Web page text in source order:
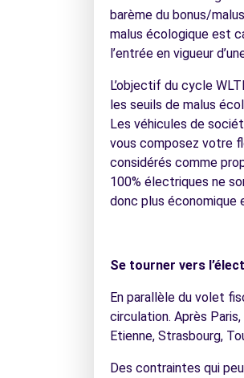
barème du bonus/
malus écologique est
l’entrée en vigueur
L’objectif du cycle
les seuils de malus
Les véhicules de
vous composez votre
considérés comme
100% électriques ne
donc plus économique
Se tourner vers
En parallèle du volet
circulation. Après
Etienne, Strasbourg,
Des contraintes qui